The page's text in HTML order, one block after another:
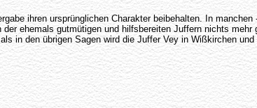
ihren ursprünglichen Charakter beibehalten. In
ehemals gutmütigen und hilfsbereiten Juffern nichts
in den übrigen Sagen wird die Juffer Vey in Wißkirchen